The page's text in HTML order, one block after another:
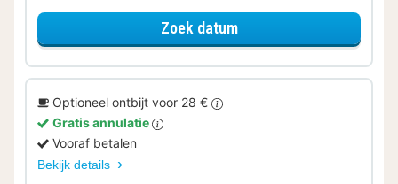
Zoek datumvoor Premium kamer
Optioneel ontbijt voor 28 €
Gratis annulatie
Vooraf betalen
Bekijk details